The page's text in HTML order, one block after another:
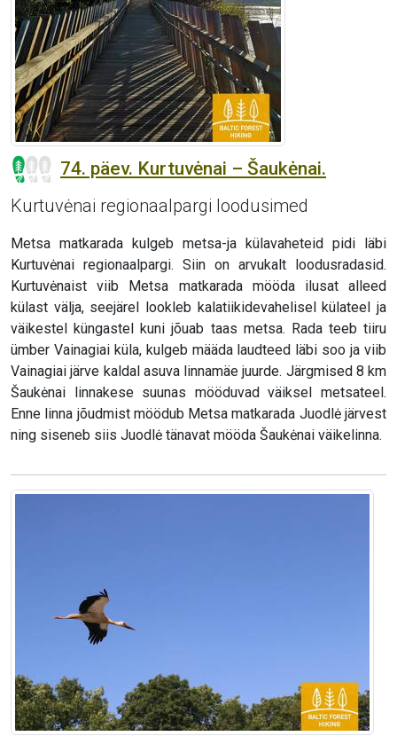
74. päev. Kurtuvėnai – Šaukėnai.
Kurtuvėnai regionaalpargi loodusimed
Metsa matkarada kulgeb metsa-ja külavaheteid pidi läbi
Kurtuvėnai regionaalpargi. Siin on arvukalt loodusradasid.
Kurtuvėnaist viib Metsa matkarada mööda ilusat alleed
külast välja, seejärel lookleb kalatiikidevahelisel külateel ja
väikestel küngastel kuni jõuab taas metsa. Rada teeb tiiru
ümber Vainagiai küla, kulgeb määda laudteed läbi soo ja viib
Vainagiai järve kaldal asuva linnamäe juurde. Järgmised 8 km
Šaukėnai linnakese suunas mööduvad väiksel metsateel.
Enne linna jõudmist möödub Metsa matkarada Juodlė järvest
ning siseneb siis Juodlė tänavat mööda Šaukėnai väikelinna.